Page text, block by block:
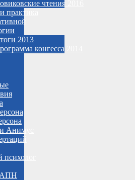
чтения 2016
практика
2013
конгесса 2014
Анимус